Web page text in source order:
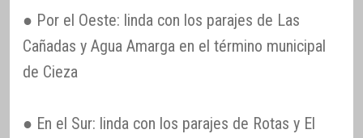
● Por el Oeste: linda con los parajes de Las
Cañadas y Agua Amarga en el término municipal
de Cieza
● En el Sur: linda con los parajes de Rotas y El